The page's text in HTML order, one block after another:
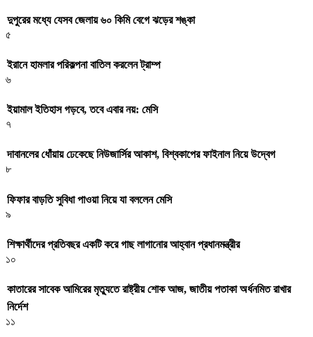
দুপুরের মধ্যে যেসব জেলায় ৬০ কিমি বেগে ঝড়ের শঙ্কা
৫
ইরানে হামলার পরিকল্পনা বাতিল করলেন ট্রাম্প
৬
ইয়ামাল ইতিহাস গড়বে, তবে এবার নয়: মেসি
৭
দাবানলের ধোঁয়ায় ঢেকেছে নিউজার্সির আকাশ, বিশ্বকাপের ফাইনাল নিয়ে উদ্বেগ
৮
ফিফার বাড়তি সুবিধা পাওয়া নিয়ে যা বললেন মেসি
৯
শিক্ষার্থীদের প্রতিবছর একটি করে গাছ লাগানোর আহ্বান প্রধানমন্ত্রীর
১০
কাতারের সাবেক আমিরের মৃত্যুতে রাষ্ট্রীয় শোক আজ, জাতীয় পতাকা অর্ধনমিত রাখার
নির্দেশ
১১